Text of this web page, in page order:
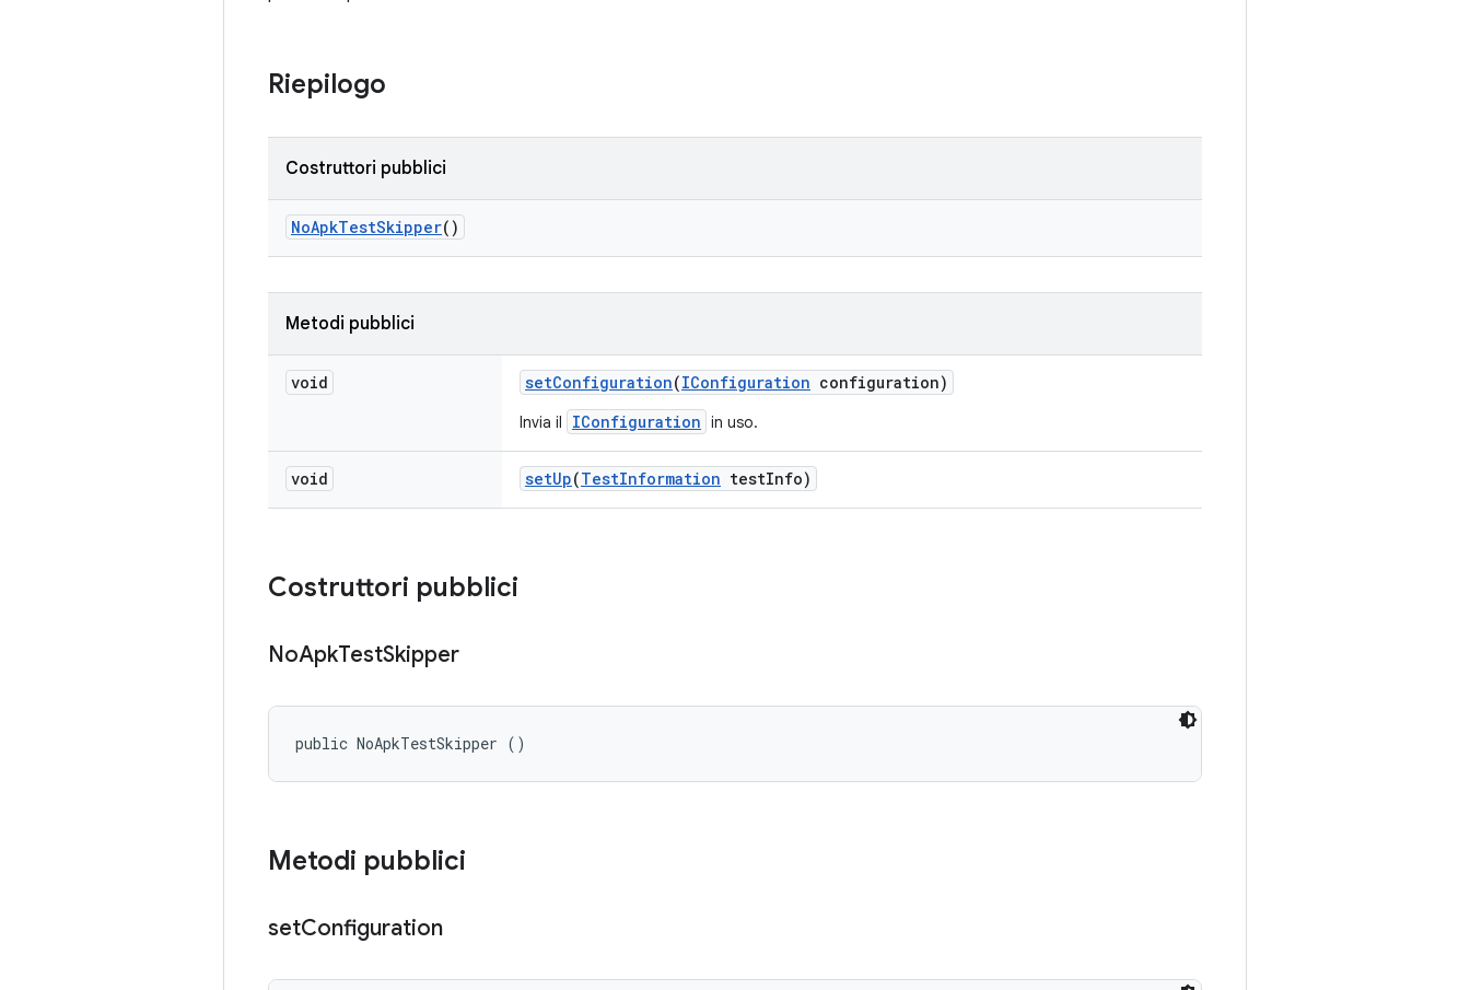
Riepilogo
Costruttori pubblici
NoApkTestSkipper()
Metodi pubblici
void setConfiguration(IConfiguration configuration)
Invia il IConfiguration in uso.
void setUp(TestInformation testInfo)
Costruttori pubblici
NoApkTestSkipper
public NoApkTestSkipper ()
Metodi pubblici
setConfiguration